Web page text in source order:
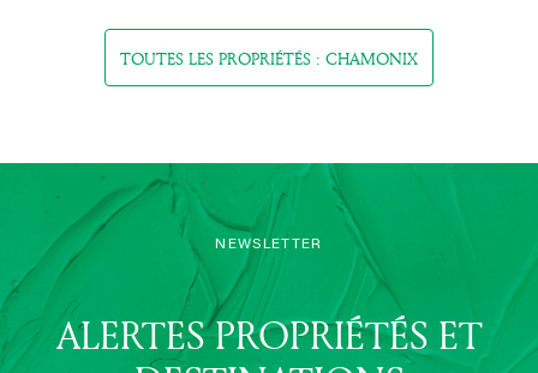
TOUTES LES PROPRIÉTÉS : CHAMONIX
NEWSLETTER
ALERTES PROPRIÉTÉS ET